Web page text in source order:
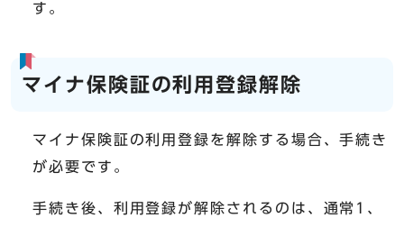
す。
マイナ保険証の利用登録解除
マイナ保険証の利用登録を解除する場合、手続き
が必要です。
手続き後、利用登録が解除されるのは、通常1、